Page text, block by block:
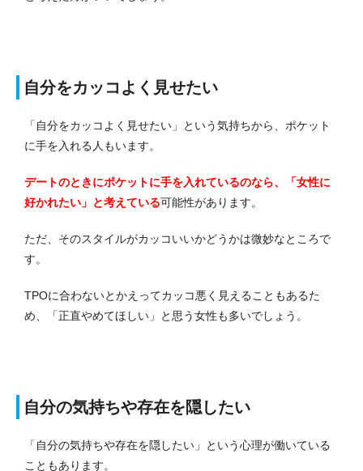
自分をカッコよく見せたい
「自分をカッコよく見せたい」という気持ちから、ポケット
に手を入れる人もいます。
デートのときにポケットに手を入れているのなら、「女性に
好かれたい」と考えている可能性があります。
ただ、そのスタイルがカッコいいかどうかは微妙なところで
す。
TPOに合わないとかえってカッコ悪く見えることもあるた
め、「正直やめてほしい」と思う女性も多いでしょう。
自分の気持ちや存在を隠したい
「自分の気持ちや存在を隠したい」という心理が働いている
こともあります。